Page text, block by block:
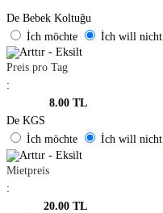
De Bebek Koltuğu
İch möchte
İch will nicht
Preis pro Tag
:
8.00 TL
De KGS
İch möchte
İch will nicht
Mietpreis
:
20.00 TL